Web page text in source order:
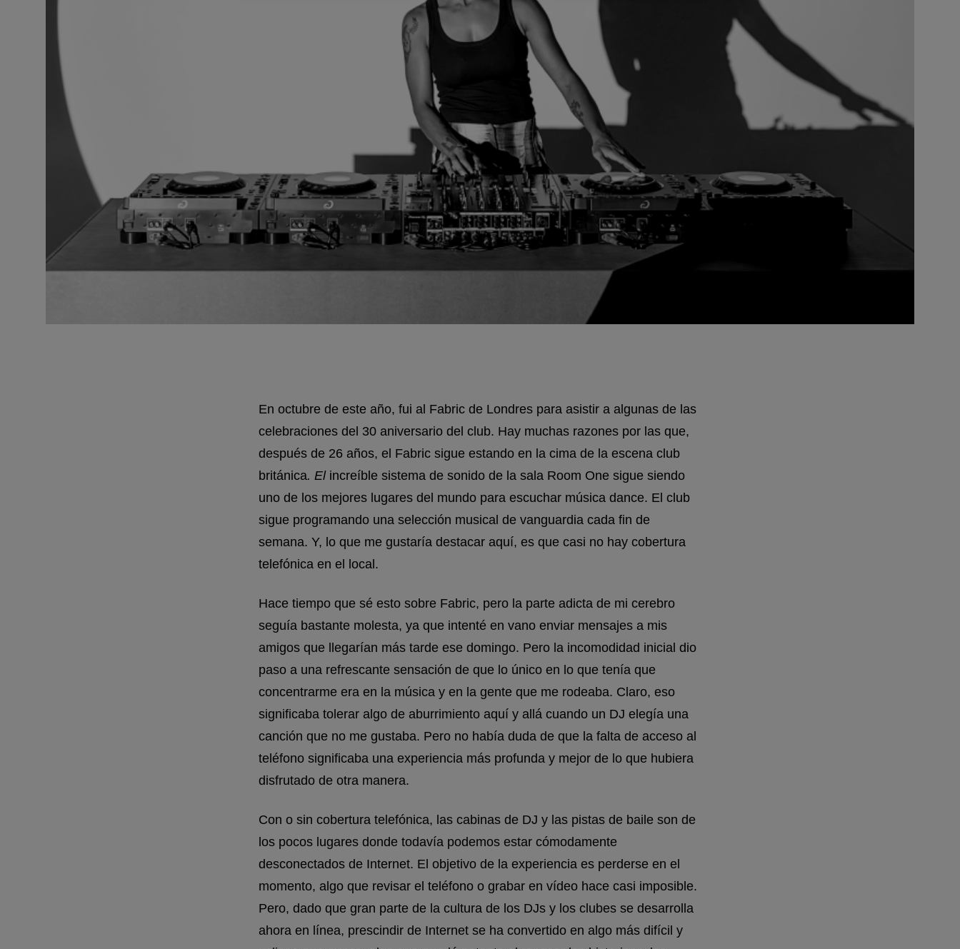
En octubre de este año, fui al Fabric de Londres para asistir a algunas de las
celebraciones del 30 aniversario del club. Hay muchas razones por las que,
después de 26 años, el Fabric sigue estando en la cima de la escena club
británica. El increíble sistema de sonido de la sala Room One sigue siendo
uno de los mejores lugares del mundo para escuchar música dance. El club
sigue programando una selección musical de vanguardia cada fin de
semana. Y, lo que me gustaría destacar aquí, es que casi no hay cobertura
telefónica en el local.
Hace tiempo que sé esto sobre Fabric, pero la parte adicta de mi cerebro
seguía bastante molesta, ya que intenté en vano enviar mensajes a mis
amigos que llegarían más tarde ese domingo. Pero la incomodidad inicial dio
paso a una refrescante sensación de que lo único en lo que tenía que
concentrarme era en la música y en la gente que me rodeaba. Claro, eso
significaba tolerar algo de aburrimiento aquí y allá cuando un DJ elegía una
canción que no me gustaba. Pero no había duda de que la falta de acceso al
teléfono significaba una experiencia más profunda y mejor de lo que hubiera
disfrutado de otra manera.
Con o sin cobertura telefónica, las cabinas de DJ y las pistas de baile son de
los pocos lugares donde todavía podemos estar cómodamente
desconectados de Internet. El objetivo de la experiencia es perderse en el
momento, algo que revisar el teléfono o grabar en vídeo hace casi imposible.
Pero, dado que gran parte de la cultura de los DJs y los clubes se desarrolla
ahora en línea, prescindir de Internet se ha convertido en algo más difícil y